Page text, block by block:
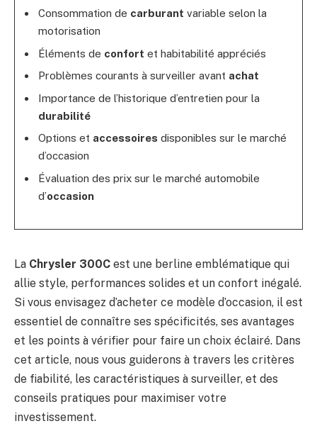
Consommation de carburant variable selon la
motorisation
Éléments de confort et habitabilité appréciés
Problèmes courants à surveiller avant achat
Importance de l’historique d’entretien pour la
durabilité
Options et accessoires disponibles sur le marché
d’occasion
Évaluation des prix sur le marché automobile
d’occasion
La Chrysler 300C est une berline emblématique qui
allie style, performances solides et un confort inégalé.
Si vous envisagez d’acheter ce modèle d’occasion, il est
essentiel de connaître ses spécificités, ses avantages
et les points à vérifier pour faire un choix éclairé. Dans
cet article, nous vous guiderons à travers les critères
de fiabilité, les caractéristiques à surveiller, et des
conseils pratiques pour maximiser votre
investissement.